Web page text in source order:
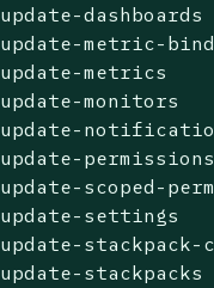
update-
update-metric-
update-
update-
update-
update-
update-scoped-
update-
update-
update-